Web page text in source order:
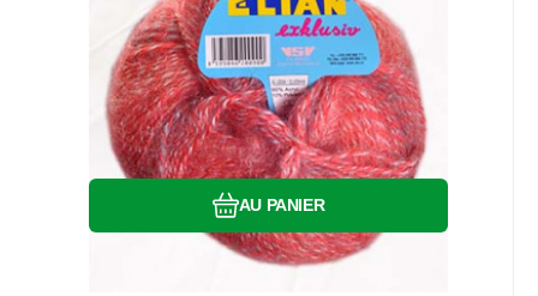
AU PANIER
Préféré
Comparer